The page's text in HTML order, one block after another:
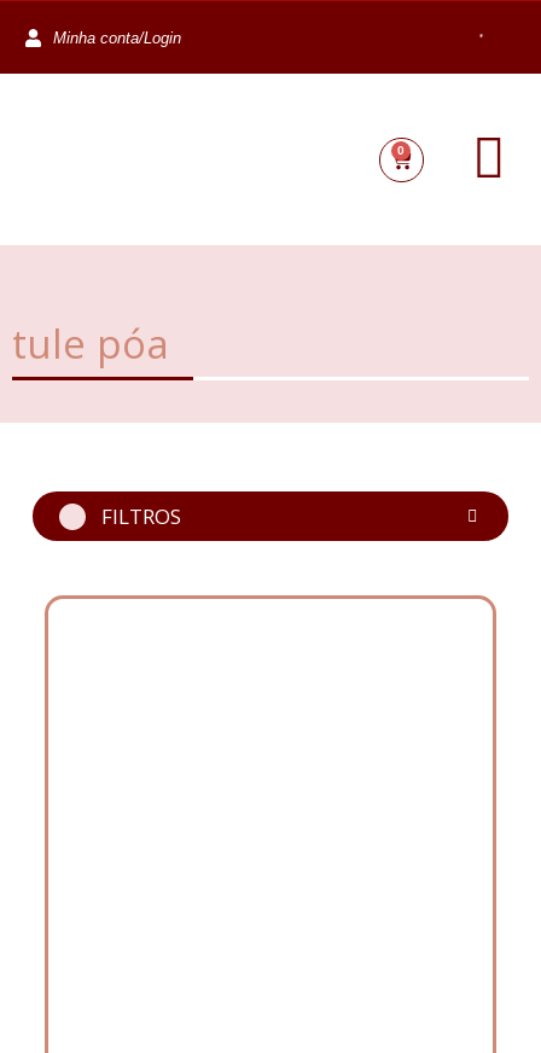
Minha conta/Login
0
tule póa
FILTROS